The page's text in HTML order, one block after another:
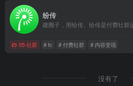
纷传
建圈子，用纷传。纷传是付费社群
05-社群 # fc # 付费社群 # 内容变现
没有了